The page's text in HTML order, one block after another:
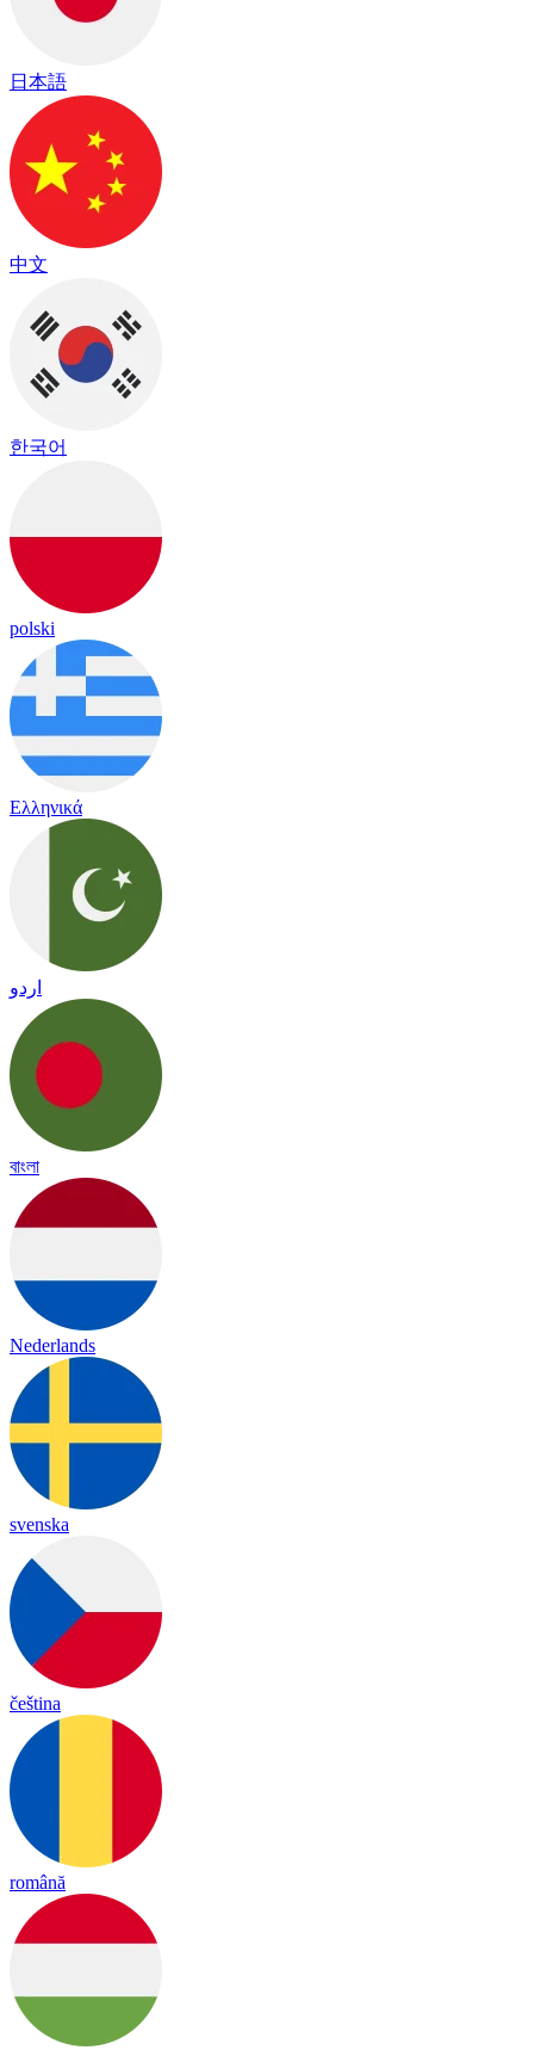
日本語
中文
한국어
polski
Ελληνικά
اردو
বাংলা
Nederlands
svenska
čeština
română